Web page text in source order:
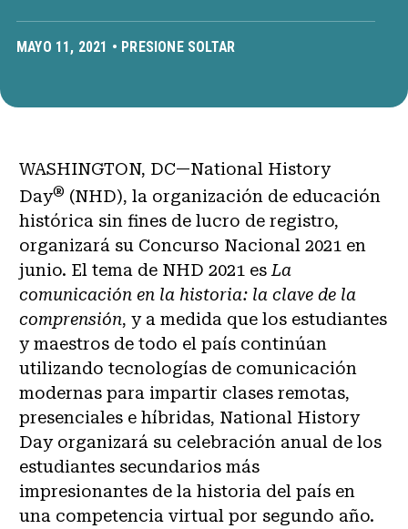
MAYO 11, 2021 • PRESIONE SOLTAR
WASHINGTON, DC—National History
Day® (NHD), la organización de educación
histórica sin fines de lucro de registro,
organizará su Concurso Nacional 2021 en
junio. El tema de NHD 2021 es La
comunicación en la historia: la clave de la
comprensión, y a medida que los estudiantes
y maestros de todo el país continúan
utilizando tecnologías de comunicación
modernas para impartir clases remotas,
presenciales e híbridas, National History
Day organizará su celebración anual de los
estudiantes secundarios más
impresionantes de la historia del país en
una competencia virtual por segundo año.